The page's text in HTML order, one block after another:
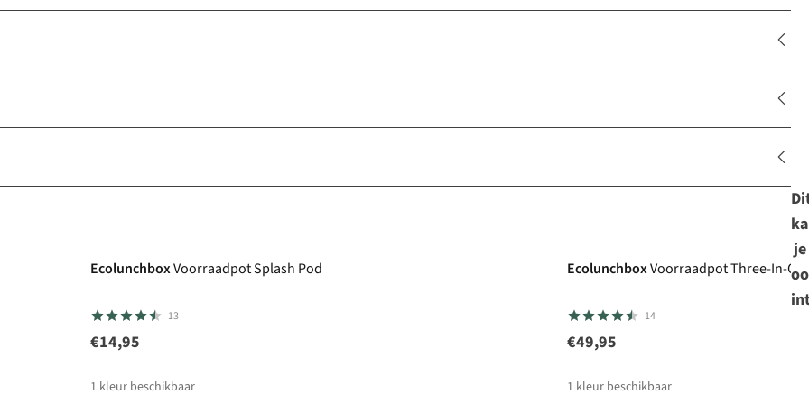
EcolunchboxVoorraadpot Splash Pod
13
€14,95
1 kleur beschikbaar
EcolunchboxVoorraadpot Three-In-
14
€49,95
1 kleur beschikbaar
je